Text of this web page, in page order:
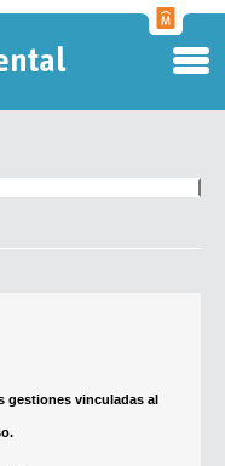
gestiones vinculadas al